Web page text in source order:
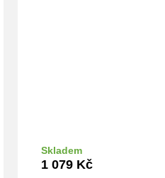
Skladem
1 079 Kč